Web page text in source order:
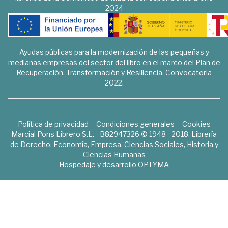
2024
Ayudas públicas para la modernización de las pequeñas y
medianas empresas del sector del libro en el marco del Plan de
Recuperación, Transformación y Resiliencia. Convocatoria
2022.
Política de privacidad Condiciones generales
Cookies
Marcial Pons Librero S.L. - B82947326 © 1948 - 2018. Librería
de Derecho, Economía, Empresa, Ciencias Sociales, Historia y
Ciencias Humanas
Hospedaje y desarrollo OPTYMA